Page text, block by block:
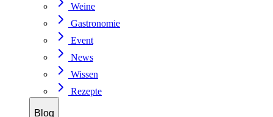
Weine
Gastronomie
Event
News
Wissen
Rezepte
Blog